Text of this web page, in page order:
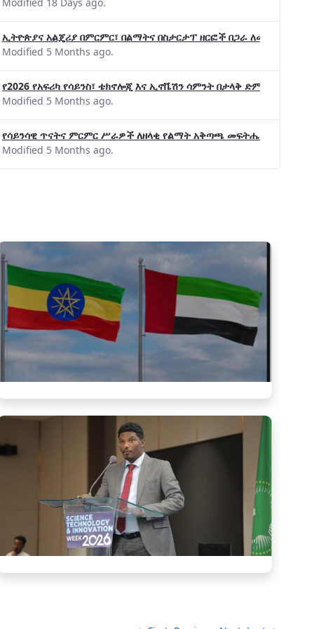
ኢትዮጵያና አልጄሪያ በምርምር፣ በልማትና በስታርታፕ ዘርፎች በጋራ ለመስራት መከሩ፡፡
Modified 5 Months ago.
የ2026 የአፍሪካ የሳይንስ፣ ቴክኖሎጂ እና ኢኖቬሽን ሳምንት በታላቅ ድምቀት
Modified 5 Months ago.
የሳይንሳዊ ጥናትና ምርምር ሥራዎች ለዘላቂ የልማት አቅጣጫ መፍትሔ ጠቋሚ
Modified 5 Months ago.